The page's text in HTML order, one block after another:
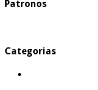
Patronos
Categorias